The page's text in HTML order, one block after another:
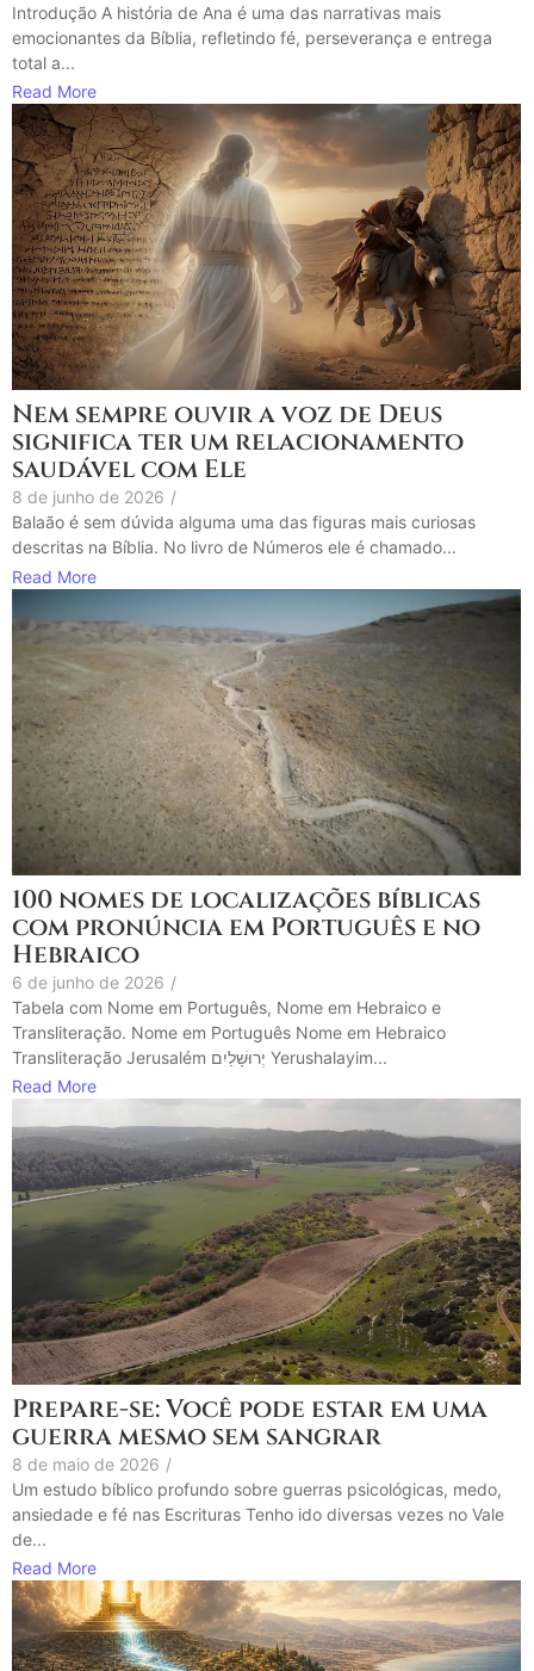
Introdução A história de Ana é uma das narrativas mais
emocionantes da Bíblia, refletindo fé, perseverança e entrega
total a...
Read More
Nem sempre ouvir a voz de Deus
significa ter um relacionamento
saudável com Ele
8 de junho de 2026 /
Balaão é sem dúvida alguma uma das figuras mais curiosas
descritas na Bíblia. No livro de Números ele é chamado...
Read More
100 nomes de localizações bíblicas
com pronúncia em Português e no
Hebraico
6 de junho de 2026 /
Tabela com Nome em Português, Nome em Hebraico e
Transliteração. Nome em Português Nome em Hebraico
Transliteração Jerusalém יְרוּשָׁלַיִם Yerushalayim...
Read More
Prepare-se: Você pode estar em uma
guerra mesmo sem sangrar
8 de maio de 2026 /
Um estudo bíblico profundo sobre guerras psicológicas, medo,
ansiedade e fé nas Escrituras Tenho ido diversas vezes no Vale
de...
Read More